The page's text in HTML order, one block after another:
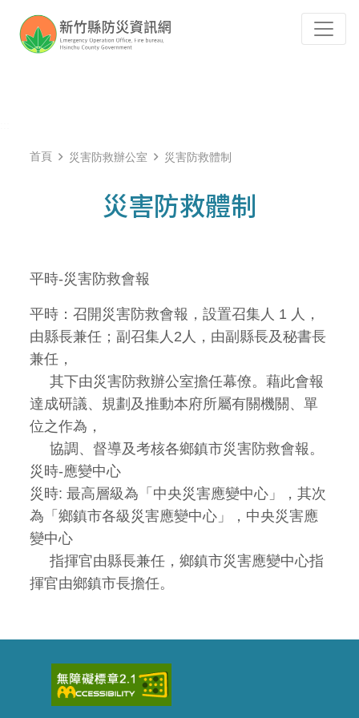
首頁 災害防救辦公室 災害防救體制
災害防救體制
平時-災害防救會報
平時：召開災害防救會報，設置召集人 1 人，
由縣長兼任；副召集人2人，由副縣長及秘書長
兼任，
其下由災害防救辦公室擔任幕僚。藉此會報
達成研議、規劃及推動本府所屬有關機關、單
位之作為，
協調、督導及考核各鄉鎮市災害防救會報。
災時-應變中心
災時: 最高層級為「中央災害應變中心」，其次
為「鄉鎮市各級災害應變中心」，中央災害應
變中心
指揮官由縣長兼任，鄉鎮市災害應變中心指
揮官由鄉鎮市長擔任。